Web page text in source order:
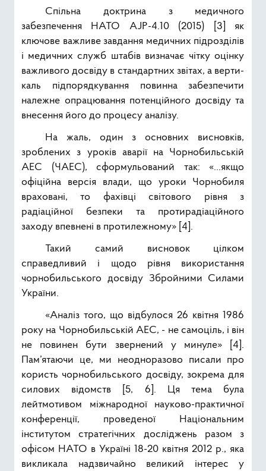
Спільна доктрина з медичного
забезпечення НАТО AJP-4.10 (2015) [3] як
ключове важливе завдання медич­них підрозділів
і медичних служб штабів визначає чітку оцінку
важливого досвіду в стандартних звітах, а верти­
каль підпорядкування повинна забезпечити
належне опрацювання потенційного досвіду та
внесення його до процесу аналізу.
На жаль, один з основних висновків,
зроблених з уроків аварії на Чорнобильській
АЕС (ЧАЕС), сформульований так: «...якщо
офіційна версія влади, що уроки Чорнобиля
враховані, то фахівці світового рівня з
радіаційної безпеки та протирадіаційного
заходу впевнені в протилежному» [4].
Такий самий висновок цілком
справедливий і щодо рівня використання
чорнобильського досвіду Збройними Силами
України.
«Аналіз того, що відбулося 26 квітня 1986
року на Чорнобильській АЕС, - не самоціль, і він
не повинен бути звернений у минуле» [4].
Пам’ятаючи це, ми неодноразово писали про
користь чорнобильського досвіду, зокрема для
силових відомств [5, 6]. Ця тема була
лейтмотивом міжнародної науково-практичної
конференції, проведеної Національним
інститутом стратегічних досліджень разом з
офісом НАТО в Україні 18-20 квітня 2012 р., яка
викликала надзвичайно великий інтерес у